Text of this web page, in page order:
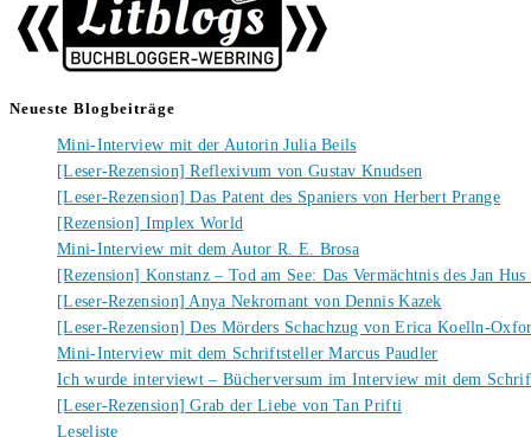
Neueste Blogbeiträge
Mini-Interview mit der Autorin Julia Beils
[Leser-Rezension] Reflexivum von Gustav Knudsen
[Leser-Rezension] Das Patent des Spaniers von Herbert Prange
[Rezension] Implex World
Mini-Interview mit dem Autor R. E. Brosa
[Rezension] Konstanz – Tod am See: Das Vermächtnis des Jan
[Leser-Rezension] Anya Nekromant von Dennis Kazek
[Leser-Rezension] Des Mörders Schachzug von Erica Koelln-
Mini-Interview mit dem Schriftsteller Marcus Paudler
Ich wurde interviewt – Bücherversum im Interview mit dem
[Leser-Rezension] Grab der Liebe von Tan Prifti
Leseliste